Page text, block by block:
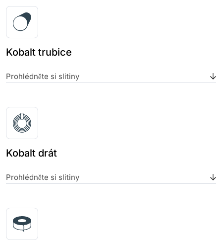
Kobalt trubice
Prohlédněte si slitiny
Kobalt drát
Prohlédněte si slitiny